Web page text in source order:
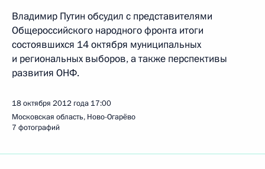
Владимир Путин обсудил с представителями
Общероссийского народного фронта итоги
состоявшихся 14 октября муниципальных
и региональных выборов, а также перспективы
развития ОНФ.
18 октября 2012 года 17:00
Московская область, Ново-Огарёво
7 фотографий